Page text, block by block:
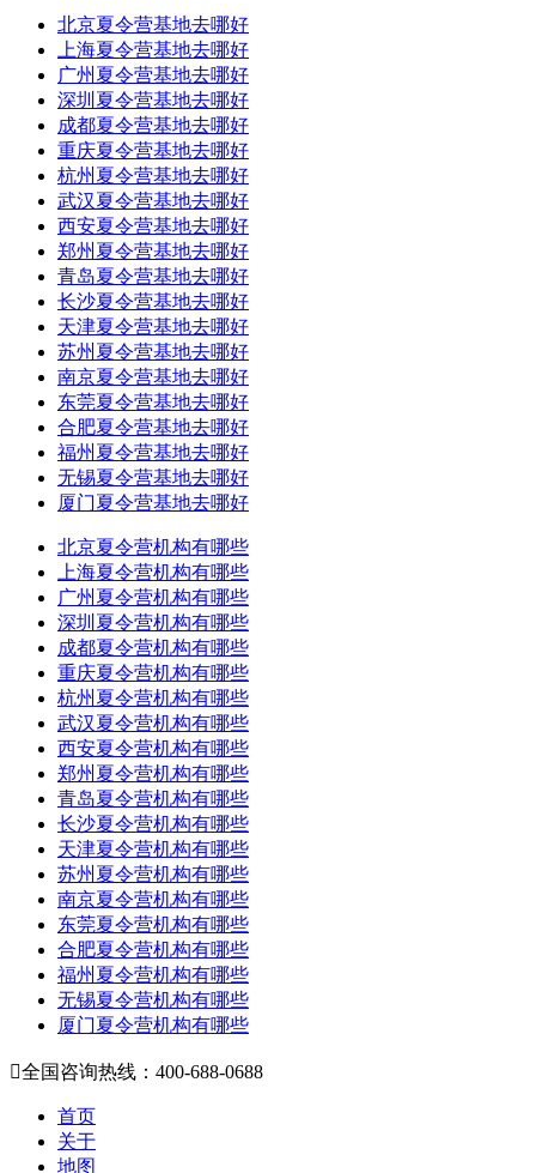
北京夏令营基地去哪好
上海夏令营基地去哪好
广州夏令营基地去哪好
深圳夏令营基地去哪好
成都夏令营基地去哪好
重庆夏令营基地去哪好
杭州夏令营基地去哪好
武汉夏令营基地去哪好
西安夏令营基地去哪好
郑州夏令营基地去哪好
青岛夏令营基地去哪好
长沙夏令营基地去哪好
天津夏令营基地去哪好
苏州夏令营基地去哪好
南京夏令营基地去哪好
东莞夏令营基地去哪好
合肥夏令营基地去哪好
福州夏令营基地去哪好
无锡夏令营基地去哪好
厦门夏令营基地去哪好
北京夏令营机构有哪些
上海夏令营机构有哪些
广州夏令营机构有哪些
深圳夏令营机构有哪些
成都夏令营机构有哪些
重庆夏令营机构有哪些
杭州夏令营机构有哪些
武汉夏令营机构有哪些
西安夏令营机构有哪些
郑州夏令营机构有哪些
青岛夏令营机构有哪些
长沙夏令营机构有哪些
天津夏令营机构有哪些
苏州夏令营机构有哪些
南京夏令营机构有哪些
东莞夏令营机构有哪些
合肥夏令营机构有哪些
福州夏令营机构有哪些
无锡夏令营机构有哪些
厦门夏令营机构有哪些
全国咨询热线：400-688-0688
首页
关于
地图